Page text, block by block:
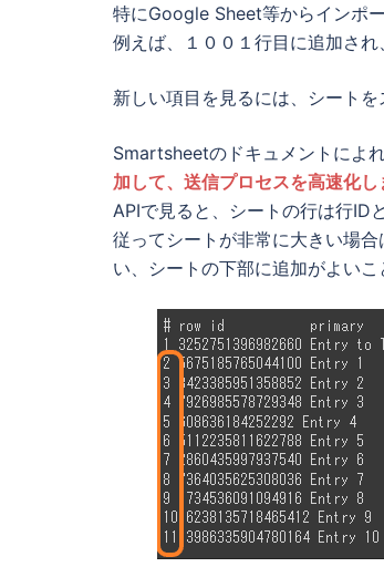
特にGoogle Sheet等からインポ
例えば、１００１行目に追加さ
新しい項目を見るには、シートを
Smartsheetのドキュメントによ
加して、送信プロセスを高速化し
APIで見ると、シートの行は行ID
従ってシートが非常に大きい場
い、シートの下部に追加がよいこ